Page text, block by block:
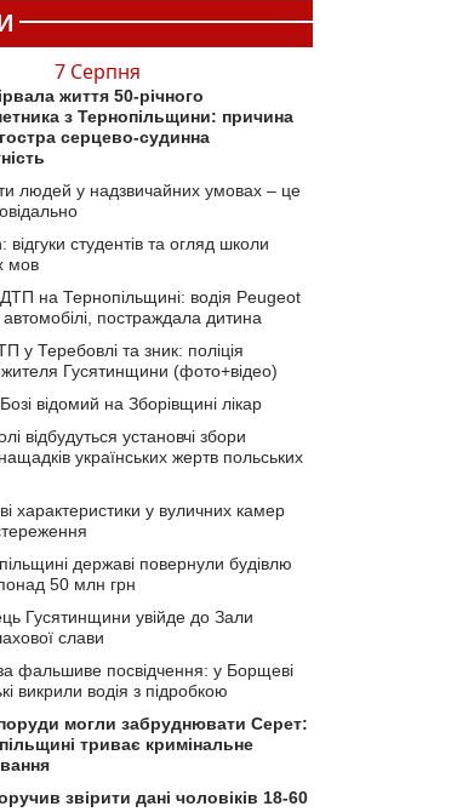
7 Серпня
життя 50-річного
з Тернопільщини: причина
серцево-судинна
людей у надзвичайних умовах – це
відгуки студентів та огляд школи
мов
на Тернопільщині: водія Peugeot
постраждала дитина
у Теребовлі та зник: поліція
Гусятинщини (фото+відео)
відомий на Зборівщині лікар
відбудуться установчі збори
нащадків українських жертв польських
характеристики у вуличних камер
державі повернули будівлю
50 млн грн
Гусятинщини увійде до Зали
слави
фальшиве посвідчення: у Борщеві
викрили водія з підробкою
могли забруднювати Серет:
триває кримінальне
звірити дані чоловіків 18-60